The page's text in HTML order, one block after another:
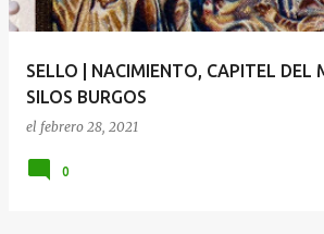
SELLO | NACIMIENTO, CAPITEL DEL
SILOS BURGOS
el febrero 28, 2021
0